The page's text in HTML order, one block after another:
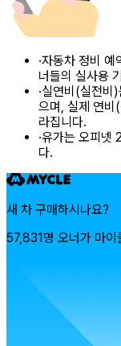
·자동차 정비
너들의 실사용
·실연비(실전비)
으며, 실제 연비
라집니다.
·유가는 오피넷
다.
새 차 구매하시나요?
57,831명 오너가 마이